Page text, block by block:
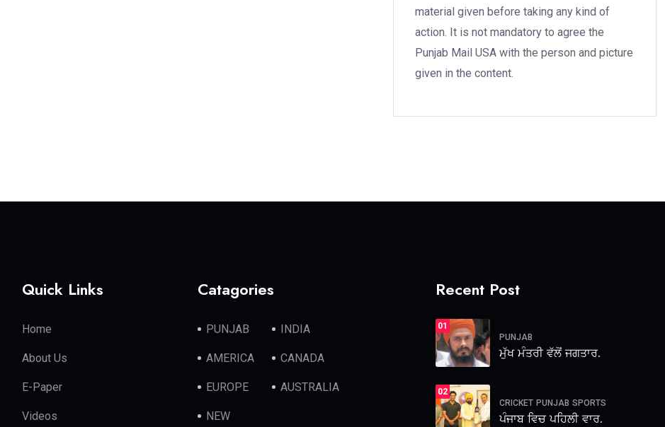
material given before taking any kind of
action. It is not mandatory to agree the
Punjab Mail USA with the person and picture
given in the content.
Quick Links
Home
About Us
E-Paper
Videos
Catagories
PUNJAB INDIA
AMERICA CANADA
EUROPE AUSTRALIA
NEW
Recent Post
01
PUNJAB
ਮੁੱਖ ਮੰਤਰੀ ਵੱਲੋਂ ਜਗਤਾਰ.
02
CRICKET PUNJAB SPORTS
ਪੰਜਾਬ ਵਿਚ ਪਹਿਲੀ ਵਾਰ.